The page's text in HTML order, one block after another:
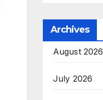
Archives
August 2026
July 2026